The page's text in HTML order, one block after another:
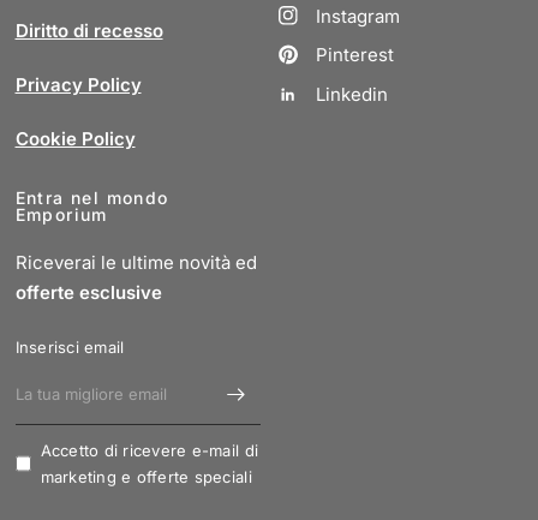
Diritto di recesso
Privacy Policy
Cookie Policy
Instagram
Pinterest
Linkedin
Entra nel mondo
Emporium
Riceverai le ultime novità ed
offerte esclusive
Inserisci email
Accetto di ricevere e-mail di
marketing e offerte speciali